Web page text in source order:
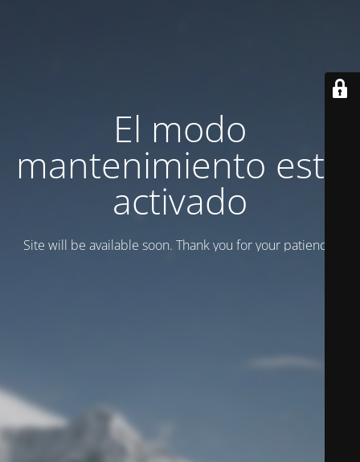
El modo
mantenimiento está
activado
Site will be available soon. Thank you for your patience!